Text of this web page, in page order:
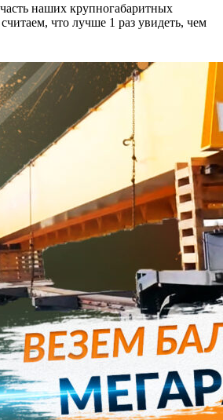
наших крупногабаритных
что лучше 1 раз увидеть, чем